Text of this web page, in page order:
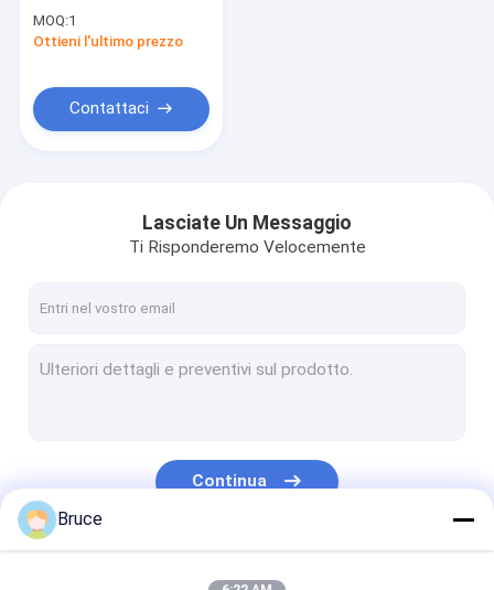
Generator Set With
CCS
MOQ:1
Ottieni l'ultimo prezzo
Contattaci
Lasciate Un Messaggio
Ti Risponderemo Velocemente
Continua
Bruce